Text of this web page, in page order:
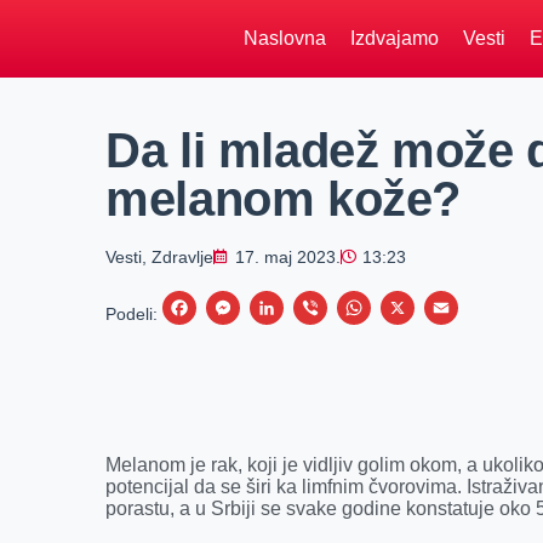
Naslovna Izdvajamo Vesti
Da li mladež može
melanom kože?
Vesti ,Zdravlje 17. maj 2023. 13:23
Podeli:
F
o
o
M
n
g
L
d
I
V
W
A
p
X
Melanom je rak, koji je vidljiv golim okom, a
potencijal da se širi ka limfnim čvorovima.
porastu, a u Srbiji se svake godine konstatuje oko